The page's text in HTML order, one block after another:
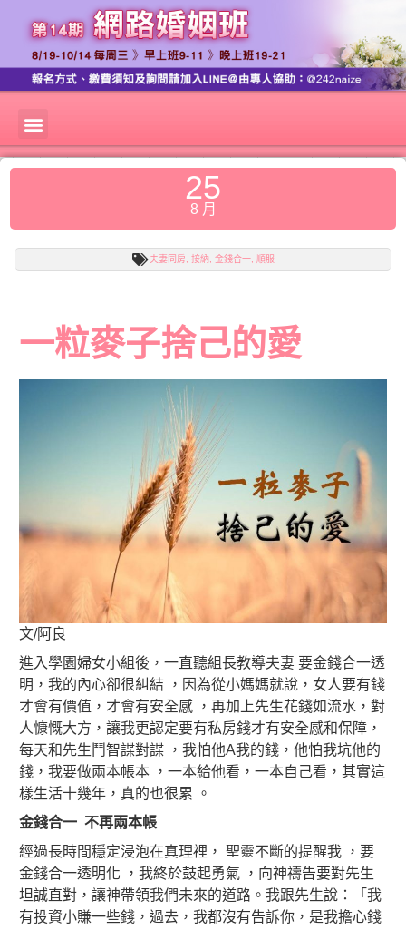
25
8 月
夫妻同房, 接納, 金錢合一, 順服
一粒麥子捨己的愛
文/阿良
進入學園婦女小組後，一直聽組長教導夫妻 要金錢合一透
明，我的內心卻很糾結 ，因為從小媽媽就說，女人要有錢
才會有價值，才會有安全感 ，再加上先生花錢如流水，對
人慷慨大方，讓我更認定要有私房錢才有安全感和保障，
每天和先生鬥智諜對諜 ，我怕他A我的錢，他怕我坑他的
錢，我要做兩本帳本 ，一本給他看，一本自己看，其實這
樣生活十幾年，真的也很累 。
金錢合一 不再兩本帳
經過長時間穩定浸泡在真理裡， 聖靈不斷的提醒我 ，要
金錢合一透明化 ，我終於鼓起勇氣 ，向神禱告要對先生
坦誠直對，讓神帶領我們未來的道路。我跟先生說：「我
有投資小賺一些錢，過去，我都沒有告訴你，是我擔心錢